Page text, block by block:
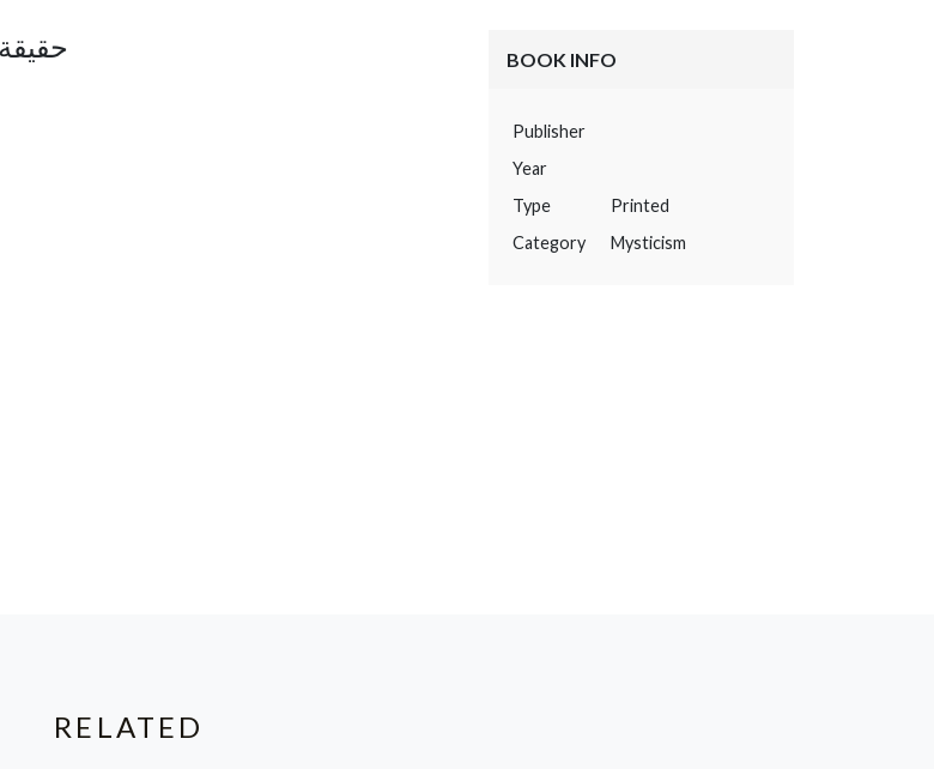
BOOK INFO
Publisher
Year
Type
Printed
Category
Mysticism
RELATED